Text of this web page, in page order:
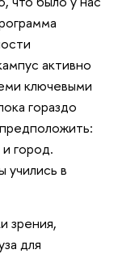
активно
ключевыми
гораздо
город.
учились в
зрения,
для